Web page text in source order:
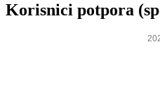
Korisnici potpora